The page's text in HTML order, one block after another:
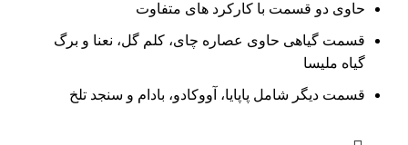
حاوی دو قسمت با کارکرد های متفاوت
قسمت گیاهی حاوی عصاره چای، کلم گل، نعنا و برگ
گیاه ملیسا
قسمت دیگر شامل پاپایا، آووکادو، بادام و سنجد تلخ